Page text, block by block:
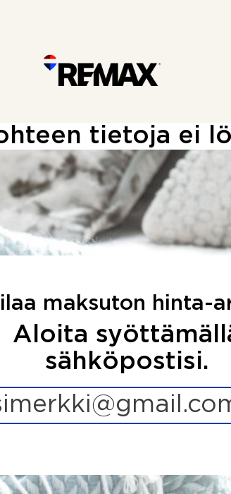
tietoja ei
maksuton hinta-
Aloita
sähköpostisi.